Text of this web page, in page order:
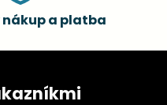
nákup a platba